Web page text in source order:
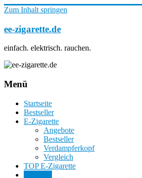
Zum Inhalt springen
ee-zigarette.de
einfach. elektrisch. rauchen.
Menü
Startseite
Bestseller
E-Zigarette
Angebote
Bestseller
Verdampferkopf
Vergleich
TOP E-Zigarette